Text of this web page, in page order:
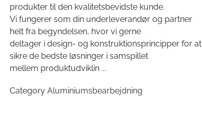
produkter til den kvalitetsbevidste kunde.
Vi fungerer som din underleverandør og partner
helt fra begyndelsen, hvor vi gerne
deltager i design- og konstruktionsprincipper for at
sikre de bedste løsninger i samspillet
mellem produktudviklin ...
Category Aluminiumsbearbejdning